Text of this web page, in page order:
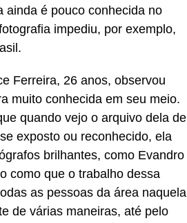
ainda é pouco conhecida no
impediu, por exemplo,
Ferreira, 26 anos, observou
muito conhecida em seu meio.
quando vejo o arquivo dela de
exposto ou reconhecido, ela
brilhantes, como Evandro
como que o trabalho dessa
as pessoas da área naquela
de várias maneiras, até pelo